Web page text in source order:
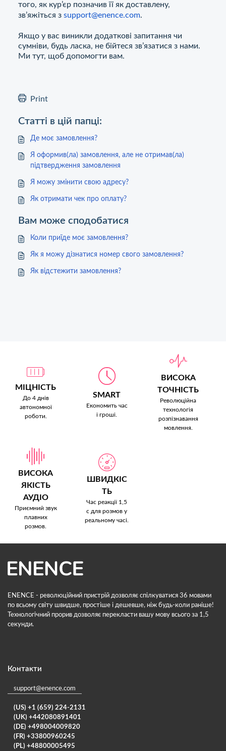
того, як кур’єр позначив її як доставлену,
зв’яжіться з support@enence.com.
Якщо у вас виникли додаткові запитання чи
сумніви, будь ласка, не бійтеся зв’язатися з нами.
Ми тут, щоб допомогти вам.
Print
Статті в цій папці:
Де моє замовлення?
Я оформив(ла) замовлення, але не отримав(ла)
підтвердження замовлення
Я можу змінити свою адресу?
Як отримати чек про оплату?
Вам може сподобатися
Коли приїде моє замовлення?
Як я можу дізнатися номер свого замовлення?
Як відстежити замовлення?
МІЦНІСТЬ
До 4 днів
автономної
роботи.
SMART
Економить час
і гроші.
ВИСОКА
ТОЧНІСТЬ
Революційна
технологія
розпізнавання
мовлення.
ВИСОКА
ЯКІСТЬ
АУДІО
Приємний звук
плавних
розмов.
ШВИДКІС
ТЬ
Час реакції 1,5
с для розмов у
реальному часі.
ENENCE - революційний пристрій дозволяє спілкуватися 36 мовами
по всьому світу швидше, простіше і дешевше, ніж будь-коли раніше!
Технологічний прорив дозволяє перекласти вашу мову всього за 1,5
секунди.
Контакти
support@enence.com
(US) +1 (659) 224-2131
(UK) +442080891401
(DE) +498004009820
(FR) +33800960245
(PL) +48800005495